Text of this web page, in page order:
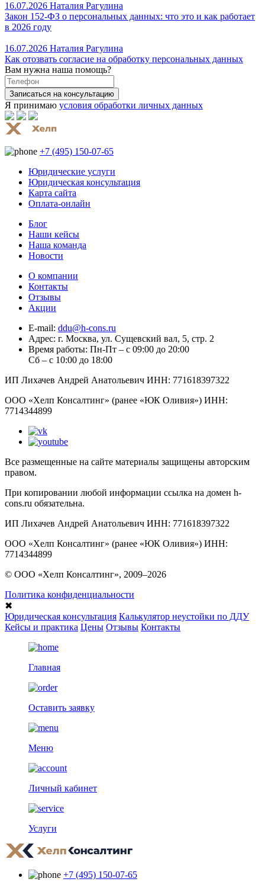
16.07.2026 Наталия Рагулина
Закон 152-ФЗ о персональных данных: что это и как работает
в 2026 году
16.07.2026 Наталия Рагулина
Как отозвать согласие на обработку персональных данных
Вам нужна наша помощь?
Я принимаю условия обработки личных данных
+7 (495) 150-07-65
Юридические услуги
Юридическая консультация
Карта сайта
Оплата-онлайн
Блог
Наши кейсы
Наша команда
Новости
О компании
Контакты
Отзывы
Акции
E-mail: ddu@h-cons.ru
Адрес: г. Москва, ул. Сущевский вал, 5, стр. 2
Время работы: Пн-Пт – с 09:00 до 20:00
Сб – с 10:00 до 18:00
ИП Лихачев Андрей Анатольевич ИНН: 771618397322
ООО «Хелп Консалтинг» (ранее «ЮК Оливия») ИНН:
7714344899
Все размещенные на сайте материалы защищены авторским
правом.
При копировании любой информации ссылка на домен h-
cons.ru обязательна.
ИП Лихачев Андрей Анатольевич ИНН: 771618397322
ООО «Хелп Консалтинг» (ранее «ЮК Оливия») ИНН:
7714344899
© ООО «Хелп Консалтинг», 2009–2026
Политика конфиденциальности
✖
Юридическая консультация Калькулятор неустойки по ДДУ
Кейсы и практика Цены Отзывы Контакты
Главная
Оставить заявку
Меню
Личный кабинет
Услуги
+7 (495) 150-07-65